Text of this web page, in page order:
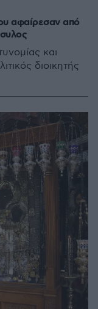
αφαίρεσαν από
και
διοικητής